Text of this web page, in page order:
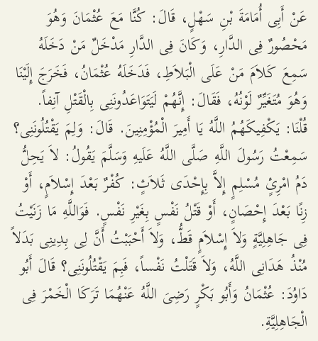
عَنْ أَبِى أُمَامَةَ بْنِ سَهْلٍ، قَالَ: كُنَّا مَعَ عُثْمَانَ وَهُوَ
مَحْصُورٌ فِى الدَّارِ، وَكَانَ فِى الدَّارِ مَدْخَلٌ مَنْ دَخَلَهُ
سَمِعَ كَلاَمَ مَنْ عَلَى الْبَلاَطِ، فَدَخَلَهُ عُثْمَانُ، فَخَرَجَ إِلَيْنَا
وَهُوَ مُتَغَيِّرٌ لَوْنُهُ، فَقَالَ: إِنَّهُمْ لَيَتَوَاعَدُونَنِى بِالْقَتْلِ آنِفاً.
قُلْنَا: يَكْفِيكَهُمُ اللَّهُ يَا أَمِيرَ الْمُؤْمِنِينَ. قَالَ: وَلِمَ يَقْتُلُونَنِى؟
سَمِعْتُ رَسُولَ اللَّهِ صَلَّى اللَّهُ عَلَيهِ وَسَلَّمَ يَقُولُ: لاَ يَحِلُّ
دَمُ امْرِئٍ مُسْلِمٍ إِلاَّ بِإِحْدَى ثَلاَثٍ: كُفْرٌ بَعْدَ إِسْلاَمٍ، أَوْ
زِنًا بَعْدَ إِحْصَانٍ، أَوْ قَتْلُ نَفْسٍ بِغَيْرِ نَفْسٍ. فَوَاللَّهِ مَا زَنَيْتُ
فِى جَاهِلِيَّةٍ وَلاَ إِسْلاَمٍ قَطُّ، وَلاَ أَحْبَبْتُ أَنَّ لِى بِدِينِى بَدَلاً
مُنْذُ هَدَانِى اللَّهُ، وَلاَ قَتَلْتُ نَفْساً، فَبِمَ يَقْتُلُونَنِى؟ قَالَ أَبُو
دَاوُدَ: عُثْمَانُ وَأَبُو بَكْرٍ رَضِىَ اللَّهُ عَنْهُمَا تَرَكَا الْخَمْرَ فِى
الْجَاهِلِيَّةِ.